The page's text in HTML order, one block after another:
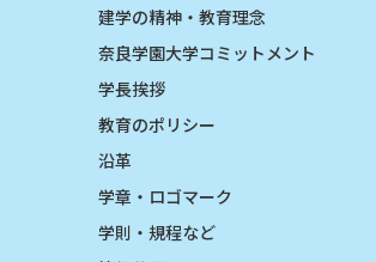
建学の精神・教育理念
奈良学園大学コミットメント
学長挨拶
教育のポリシー
沿革
学章・ロゴマーク
学則・規程など